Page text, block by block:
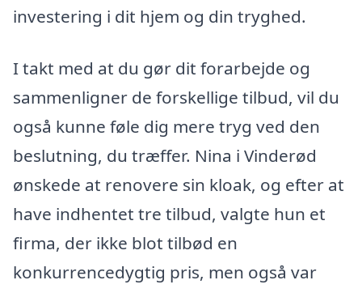
investering i dit hjem og din tryghed.
I takt med at du gør dit forarbejde og
sammenligner de forskellige tilbud, vil du
også kunne føle dig mere tryg ved den
beslutning, du træffer. Nina i Vinderød
ønskede at renovere sin kloak, og efter at
have indhentet tre tilbud, valgte hun et
firma, der ikke blot tilbød en
konkurrencedygtig pris, men også var